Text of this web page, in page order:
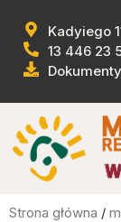
Kadyiego
13 446 23
Strona główna /